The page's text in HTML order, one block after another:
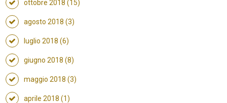
ottobre 2018 (15)
agosto 2018 (3)
luglio 2018 (6)
giugno 2018 (8)
maggio 2018 (3)
aprile 2018 (1)